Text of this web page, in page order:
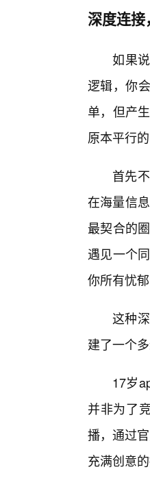
深度连
如果
逻辑，你
单，但产
原本平行
首先
在海量信
最契合的
遇见一个
你所有忧郁
这种
建了一个
17岁
并非为了
播，通过
充满创意的